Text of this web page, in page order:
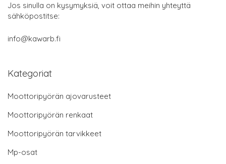
Jos sinulla on kysymyksiä, voit ottaa meihin yhteyttä
sähköpostitse:
info@kawarb.fi
Kategoriat
Moottoripyörän ajovarusteet
Moottoripyörän renkaat
Moottoripyörän tarvikkeet
Mp-osat